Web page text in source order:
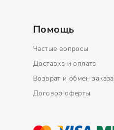
Помощь
Частые вопросы
Доставка и оплата
Возврат и обмен заказа
Договор оферты